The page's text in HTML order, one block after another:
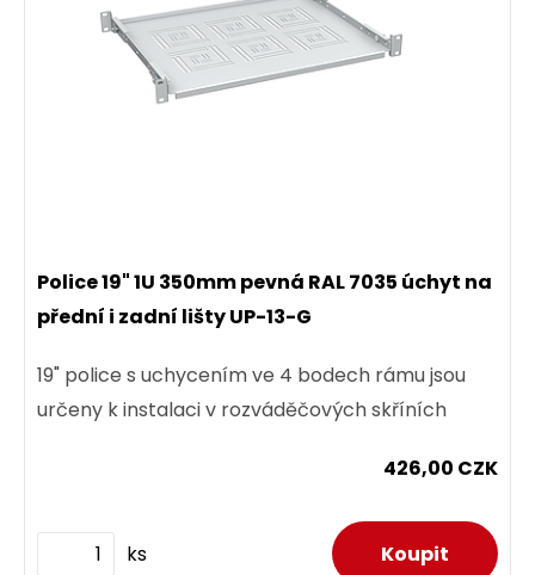
Police 19" 1U 350mm pevná RAL 7035 úchyt na
přední i zadní lišty UP-13-G
19" police s uchycením ve 4 bodech rámu jsou
určeny k instalaci v rozváděčových skříních
426,00 CZK
ks